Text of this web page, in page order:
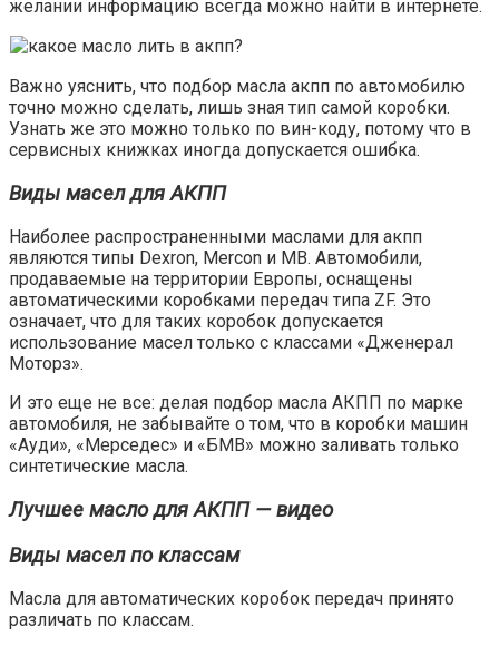
желании информацию всегда можно найти в интернете.
Важно уяснить, что подбор масла акпп по автомобилю
точно можно сделать, лишь зная тип самой коробки.
Узнать же это можно только по вин-коду, потому что в
сервисных книжках иногда допускается ошибка.
Виды масел для АКПП
Наиболее распространенными маслами для акпп
являются типы Dexron, Mercon и МВ. Автомобили,
продаваемые на территории Европы, оснащены
автоматическими коробками передач типа ZF. Это
означает, что для таких коробок допускается
использование масел только с классами «Дженерал
Моторз».
И это еще не все: делая подбор масла АКПП по марке
автомобиля, не забывайте о том, что в коробки машин
«Ауди», «Мерседес» и «БМВ» можно заливать только
синтетические масла.
Лучшее масло для АКПП — видео
Виды масел по классам
Масла для автоматических коробок передач принято
различать по классам.